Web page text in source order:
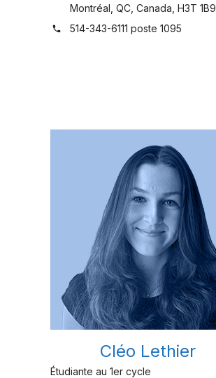
Montréal, QC, Canada, H3T 1B9
phone 514-343-6111 poste 1095
Cléo Lethier
Étudiante au 1er cycle